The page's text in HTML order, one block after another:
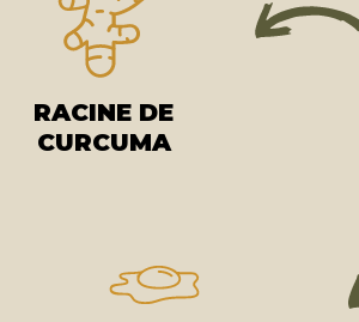
RACINE DE
CURCUMA